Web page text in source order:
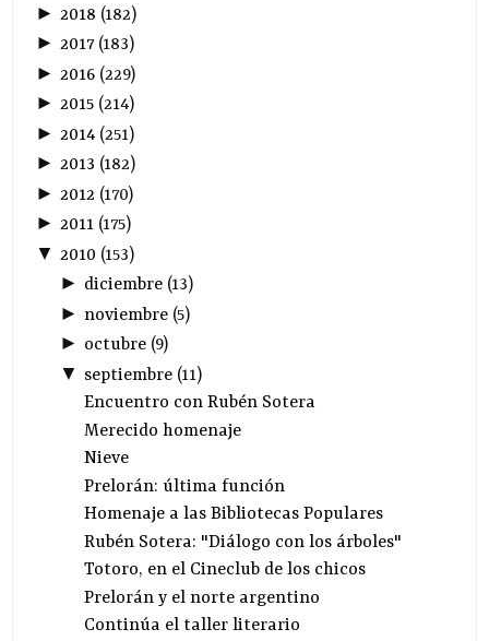
► 2018 (182)
►2017(183)
► 2016 (229)
►2015 (214)
► 2014 (251)
►2013 (182)
► 2012 (170)
►2011 (175)
▼ 2010 (153)
► diciembre(13)
► noviembre(5)
► octubre(9)
▼ septiembre(11)
Encuentro con Rubén Sotera
Merecido homenaje
Nieve
Prelorán: última función
Homenaje a las Bibliotecas Populares
Rubén Sotera: "Diálogo con los árboles"
Totoro, en el Cineclub de los chicos
Prelorán y el norte argentino
Continúa el taller literario